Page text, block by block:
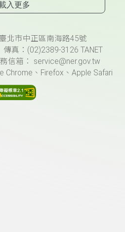
入更多
北市中正區南海路45號
真：(02)2389-3126 TANET
信箱： service@ner.gov.tw
Chrome、Firefox、Apple Safari